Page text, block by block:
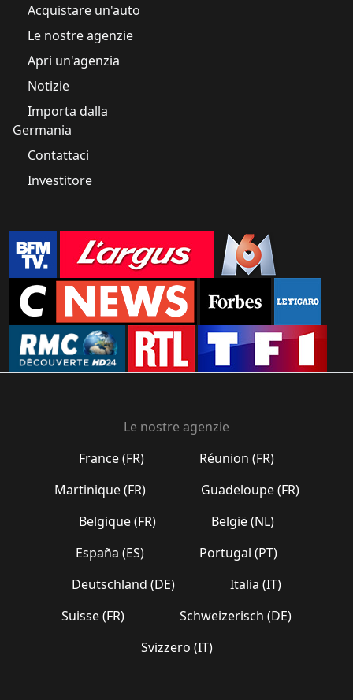
Acquistare un'auto
Le nostre agenzie
Apri un'agenzia
Notizie
Importa dalla
Germania
Contattaci
Investitore
Le nostre agenzie
France (FR)
Réunion (FR)
Martinique (FR)
Guadeloupe (FR)
Belgique (FR)
België (NL)
España (ES)
Portugal (PT)
Deutschland (DE)
Italia (IT)
Suisse (FR)
Schweizerisch (DE)
Svizzero (IT)